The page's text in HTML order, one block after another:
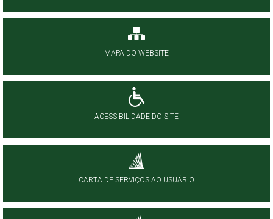
MAPA DO WEBSITE
ACESSIBILIDADE DO SITE
CARTA DE SERVIÇOS AO USUÁRIO